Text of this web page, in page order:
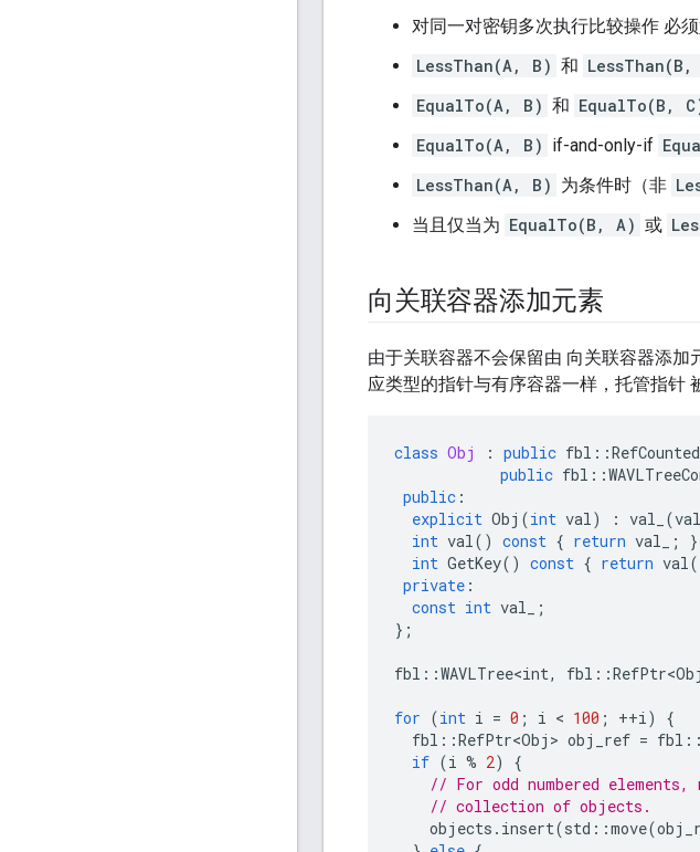
对同一对密钥多次执行比较操作 必须
LessThan(A, B) 和 LessThan(B,
EqualTo(A, B) 和 EqualTo(B,
EqualTo(A, B) if-and-only-if
LessThan(A, B) 为条件时（非
当且仅当为 EqualTo(B, A) 或
向关联容器添加元素
由于关联容器不会保留由 向关联容器添
应类型的指针与有序容器一样，托管指针
class Obj : public fbl ::
public fbl ::
public :
explicit Obj (int val) : val_ (val
int val() const { return val_ ;
}
int GetKey() const { return val
private :
const int val_
;
};
fbl ::WAVLTree<int, fbl ::
for (int i = 0 ; i < 100 ; ++i)
{
fbl ::RefPtr<Obj> obj_ref = fbl ::
if (i % 2)
{
// For odd numbered
// collection of objects.
objects . insert(std ::move(